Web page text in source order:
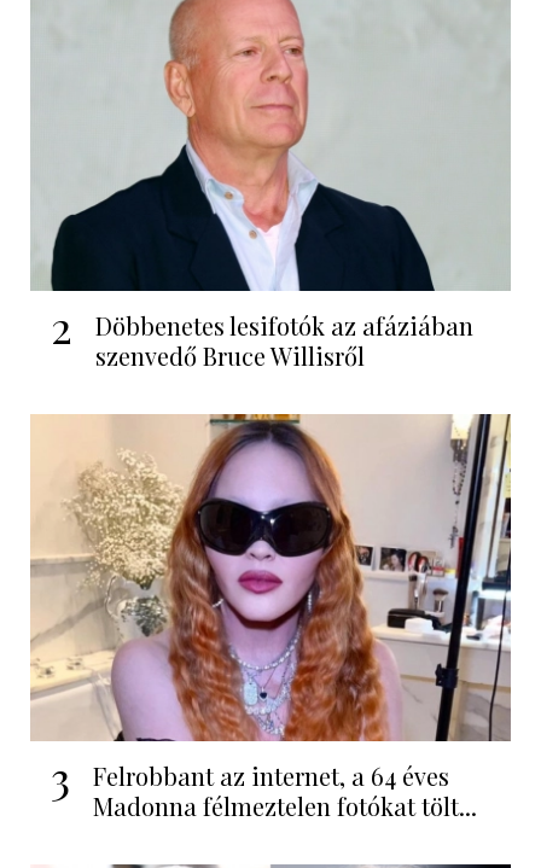
2
Döbbenetes lesifotók az afáziában
szenvedő Bruce Willisről
3
Felrobbant az internet, a 64 éves
Madonna félmeztelen fotókat tölt...